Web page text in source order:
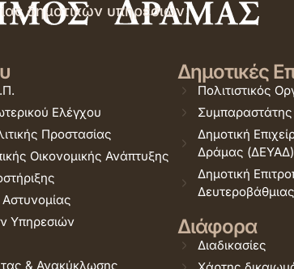
δημοτικών υπηρεσιών
Ελέγχου
Προστασίας
Οικονομικής Ανάπτυξης
Υπηρεσιών
& Ανακύκλωσης
Δημοτικές
Πολιτιστικός
Συμπαραστάτης
Δημοτική
Δράμας (ΔΕΥΑΔ)
Δημοτική
Διάφορα
Διαδικασίες